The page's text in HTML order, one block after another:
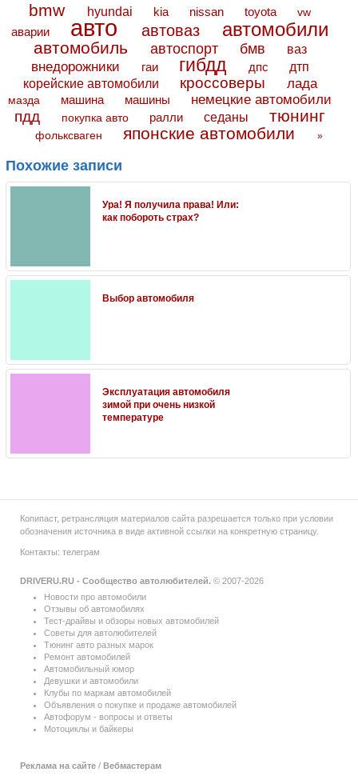
bmw hyundai kia nissan toyota vw
аварии авто автоваз автомобили
автомобиль автоспорт бмв ваз
внедорожники гаи гибдд дпс дтп
корейские автомобили кроссоверы лада
мазда машина машины немецкие автомобили
пдд покупка авто ралли седаны тюнинг
фольксваген японские автомобили »
Похожие записи
Ура! Я получила права! Или:
как побороть страх?
Выбор автомобиля
Эксплуатация автомобиля
зимой при очень низкой
температуре
Копипаст, ретрансляция материалов сайта разрешается только при условии
обозначения источника в виде активной ссылки на конкретную страницу.
Контакты: телеграм
DRIVERU.RU - Сообщество автолюбителей. © 2007-2026
Новости про автомобили
Отзывы об автомобилях
Тест-драйвы и обзоры новых автомобилей
Советы для автолюбителей
Тюнинг авто разных марок
Ремонт автомобилей
Автомобильный юмор
Девушки и автомобили
Клубы по маркам автомобилей
Объявления о покупке и продаже автомобилей
Автофорум - вопросы и ответы
Мотоциклы и байкеры
Реклама на сайте / Вебмастерам